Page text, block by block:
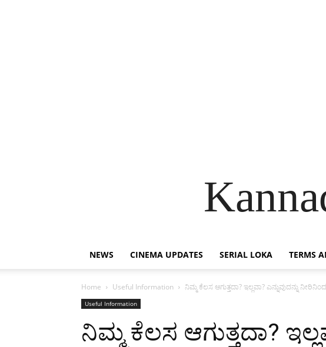
NEWS CINEMA UPDATES SERIAL LOKA TERMS
Home Useful Information ನಿಮ್ಮ ಕೆಲಸ ಆಗುತ್ತದಾ? ಇಲ್ಲವಾ? ಎನ್ನುವುದನ್ನು
Useful Information
ನಿಮ್ಮ ಕೆಲಸ ಆಗುತ್ತದಾ?